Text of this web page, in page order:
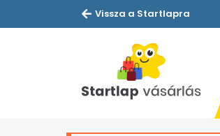
Vissza a Startlapra